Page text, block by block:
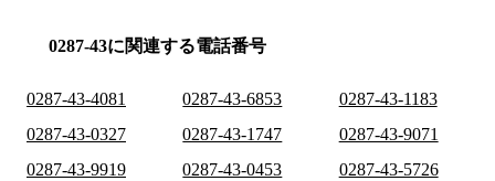
0287-43に関連する電話番号
0287-43-4081 0287-43-6853
0287-43-1183
0287-43-0327
0287-43-1747
0287-43-9071
0287-43-9919
0287-43-0453
0287-43-5726